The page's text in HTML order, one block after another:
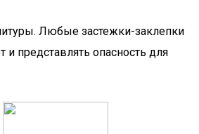
Любые застежки-заклепки
и представлять опасность для